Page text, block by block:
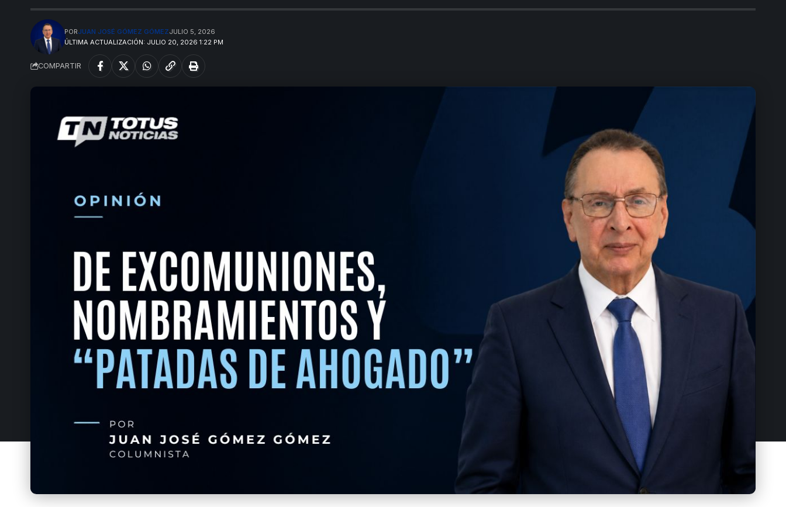
ÚLTIMA ACTUALIZACIÓN: JULIO 20, 2026 1:22 PM
PORJUAN JOSÉ GÓMEZ GÓMEZJULIO 5, 2026
COMPARTIR